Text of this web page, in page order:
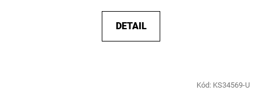
DETAIL
Kód: KS34569-U